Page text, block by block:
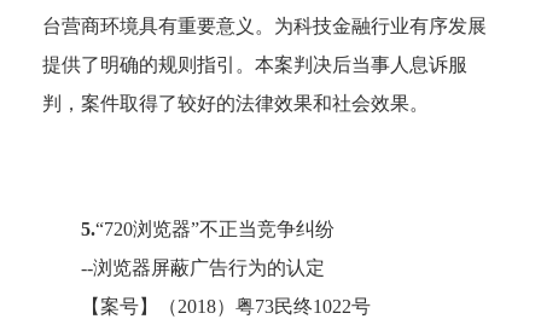
台营商环境具有重要意义。为科技金融行业有序发展
提供了明确的规则指引。本案判决后当事人息诉服
判，案件取得了较好的法律效果和社会效果。
5.“720浏览器”不正当竞争纠纷
--浏览器屏蔽广告行为的认定
【案号】（2018）粤73民终1022号